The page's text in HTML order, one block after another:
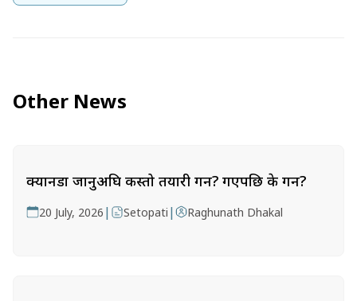
Other News
क्यानडा जानुअघि कस्तो तयारी गर्ने? गएपछि के गर्ने?
20 July, 2026 | Setopati | Raghunath Dhakal